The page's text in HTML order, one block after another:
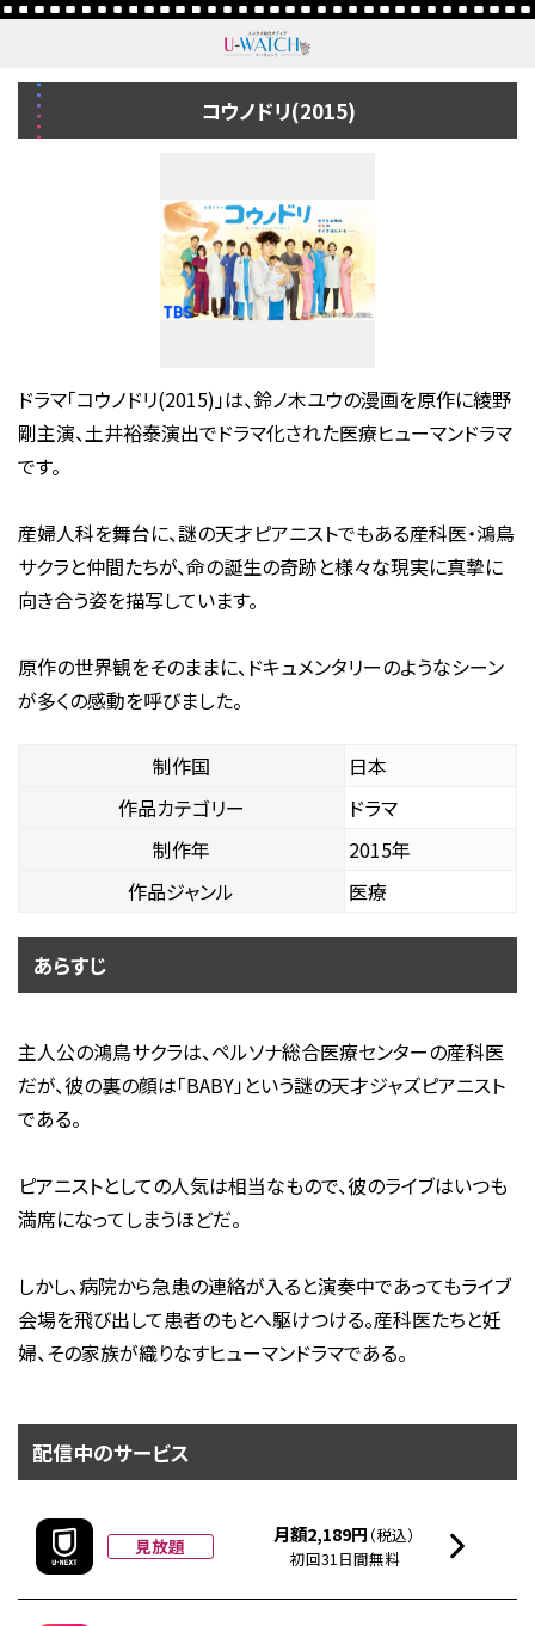
コウノドリ(2015)
ドラマ「コウノドリ(2015)」は、鈴ノ木ユウの漫画を原作に綾野
剛主演、土井裕泰演出でドラマ化された医療ヒューマンドラマ
です。
産婦人科を舞台に、謎の天才ピアニストでもある産科医・鴻鳥
サクラと仲間たちが、命の誕生の奇跡と様々な現実に真摯に
向き合う姿を描写しています。
原作の世界観をそのままに、ドキュメンタリーのようなシーン
が多くの感動を呼びました。
制作国
日本
作品カテゴリー
ドラマ
制作年
2015年
作品ジャンル
医療
あらすじ
主人公の鴻鳥サクラは、ペルソナ総合医療センターの産科医
だが、彼の裏の顔は「BABY」という謎の天才ジャズピアニスト
である。
ピアニストとしての人気は相当なもので、彼のライブはいつも
満席になってしまうほどだ。
しかし、病院から急患の連絡が入ると演奏中であってもライブ
会場を飛び出して患者のもとへ駆けつける。産科医たちと妊
婦、その家族が織りなすヒューマンドラマである。
配信中のサービス
見放題 月額2,189円 （税込）
初回31日間無料